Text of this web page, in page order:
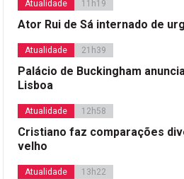
Atualidade 11h19
Ator Rui de Sá internado de
Atualidade 21h39
Palácio de Buckingham
Lisboa
Atualidade 12h58
Cristiano faz comparações
velho
Atualidade 13h22